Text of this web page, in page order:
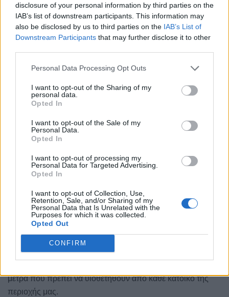
disclosure of your personal information by third parties on the
IAB’s list of downstream participants. This information may
also be disclosed by us to third parties on the IAB’s List of
Downstream Participants that may further disclose it to other
Personal Data Processing Opt Outs
I want to opt-out of the Sharing of my
personal data.
Opted In
I want to opt-out of the Sale of my
Personal Data.
Opted In
I want to opt-out of processing my
Personal Data for Targeted Advertising.
Opted In
I want to opt-out of Collection, Use,
Retention, Sale, and/or Sharing of my
Personal Data that Is Unrelated with the
Purposes for which it was collected.
Opted Out
CONFIRM
λήφθηκαν φαίνεται να αποδίδουν.
Σύμφωνα με την εβδομαδιαία ενημέρωση της Πολιτικής
Προστασίας, της Δευτέρας 15 Μαρτίου 2021, τα ενεργά
κρούσματα Covid 19 στο Δήμο Λοκρών ανέρχονται σε 164
(έναντι 241 πριν μια εβδομάδα), εκ των οποίων τα 64
είναι σε απομόνωση κατ’ οίκον (έναντι 191 πριν μια
εβδομάδα).
Το μεγάλο πλήθος των νοσηλευόμενων και οι 6 απώλειες
δημοτών μας τις προηγούμενες ημέρες αποδεικνύουν τη
σοβαρότητα της κατάστασης.
Η καθολική εφαρμογή των μέτρων προφύλαξης που
ισχύουν είναι ο μόνος τρόπος για να αποκατασταθεί αρχικά
η υγειονομική εικόνα του Δήμου μας και στη συνέχεια η
οικονομική λειτουργία του.
Η χρήση μάσκας, η τήρηση αποστάσεων, η υιοθέτηση
μέτρων ατομικής υγιεινής και η συμμετοχή στους
μέτρα που πρέπει να υιοθετηθούν από κάθε κάτοικο της
περιοχής μας.